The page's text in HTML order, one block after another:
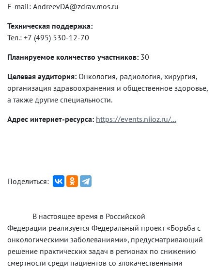
E-mail: AndreevDA@zdrav.mos.ru
Техническая поддержка:
Тел.: +7 (495) 530-12-70
Планируемое количество участников: 30
Целевая аудитория:
организация здравоохранения и общественное здоровье,
а также другие специальности.
Адрес интернет-ресурса: https://events.niioz.ru/...
Поделиться:
В настоящее время в Российской
Федерации реализуется Федеральный проект «Борьба с
онкологическими заболеваниями», предусматривающий
решение практических задач в регионах по снижению
смертности среди пациентов со злокачественными